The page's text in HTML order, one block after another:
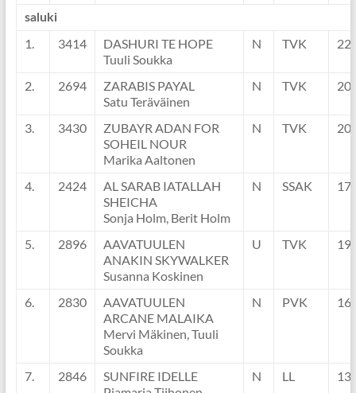
saluki
1. 3414
DASHURI TE HOPE
Tuuli Soukka
N TVK
2. 2694
ZARABIS PAYAL
Satu Teräväinen
N TVK
3. 3430
ZUBAYR ADAN FOR
SOHEIL NOUR
Marika Aaltonen
N TVK
4. 2424
AL SARAB IATALLAH
SHEICHA
Sonja Holm, Berit Holm
N SSAK
5. 2896
AAVATUULEN
ANAKIN SKYWALKER
Susanna Koskinen
U TVK
6. 2830
AAVATUULEN
ARCANE MALAIKA
Mervi Mäkinen, Tuuli
Soukka
N PVK
7. 2846
SUNFIRE IDELLE
N LL